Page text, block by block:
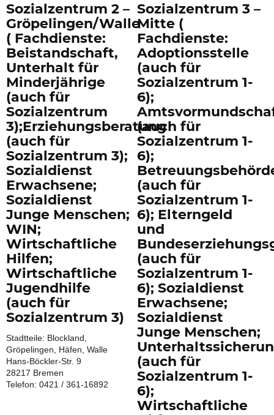
Sozialzentrum 2 –
Gröpelingen/Walle
( Fachdienste:
Beistandschaft,
Unterhalt für
Minderjährige
(auch für
Sozialzentrum
3);Erziehungsberatung
(auch für
Sozialzentrum 3);
Sozialdienst
Erwachsene;
Sozialdienst
Junge Menschen;
WIN;
Wirtschaftliche
Hilfen;
Wirtschaftliche
Jugendhilfe
(auch für
Sozialzentrum 3)
Stadtteile: Blockland,
Gröpelingen, Häfen, Walle
Hans-Böckler-Str. 9
28217 Bremen
Telefon: 0421 / 361-16892
Sozialzentrum 3 –
Mitte (
Fachdienste:
Adoptionsstelle
(auch für
Sozialzentrum 1-
6);
(auch für
Sozialzentrum 1-
6);
(auch für
Sozialzentrum 1-
6); Elterngeld
und
(auch für
Sozialzentrum 1-
6); Sozialdienst
Erwachsene;
Sozialdienst
Junge Menschen;
(auch für
Sozialzentrum 1-
6);
Wirtschaftliche